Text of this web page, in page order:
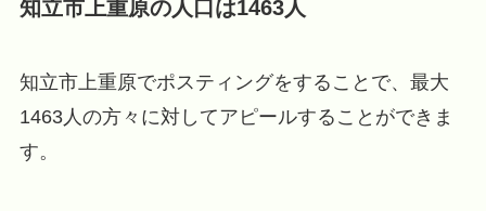
知立市上重原の人口は1463人
知立市上重原でポスティングをすることで、最大
1463人の方々に対してアピールすることができま
す。